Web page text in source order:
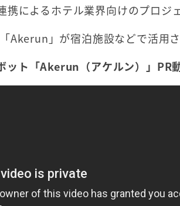
携によるホテル業界向けのプロジ
Akerun」が宿泊施設などで活用
ト「Akerun（アケルン）」PR動